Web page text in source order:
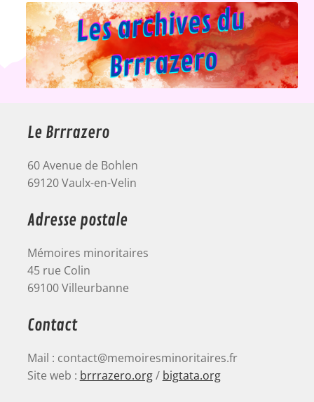
Le Brrrazero
60 Avenue de Bohlen
69120 Vaulx-en-Velin
Adresse postale
Mémoires minoritaires
45 rue Colin
69100 Villeurbanne
Contact
Mail : contact@memoiresminoritaires.fr
Site web : brrrazero.org/ bigtata.org